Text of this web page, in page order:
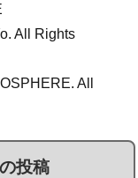
All Rights
All
投稿